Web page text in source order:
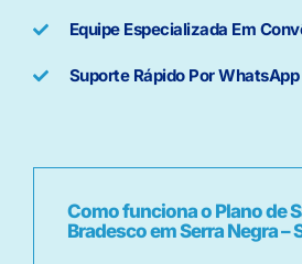
Equipe Especializada Em
Suporte Rápido Por WhatsApp
Como funciona o Plano de
Bradesco em Serra Negra –